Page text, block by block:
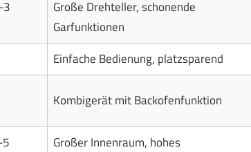
3
Große Drehteller, schonende
Garfunktionen
Einfache Bedienung, platzsparend
Kombigerät mit Backofenfunktion
Großer Innenraum, hohes